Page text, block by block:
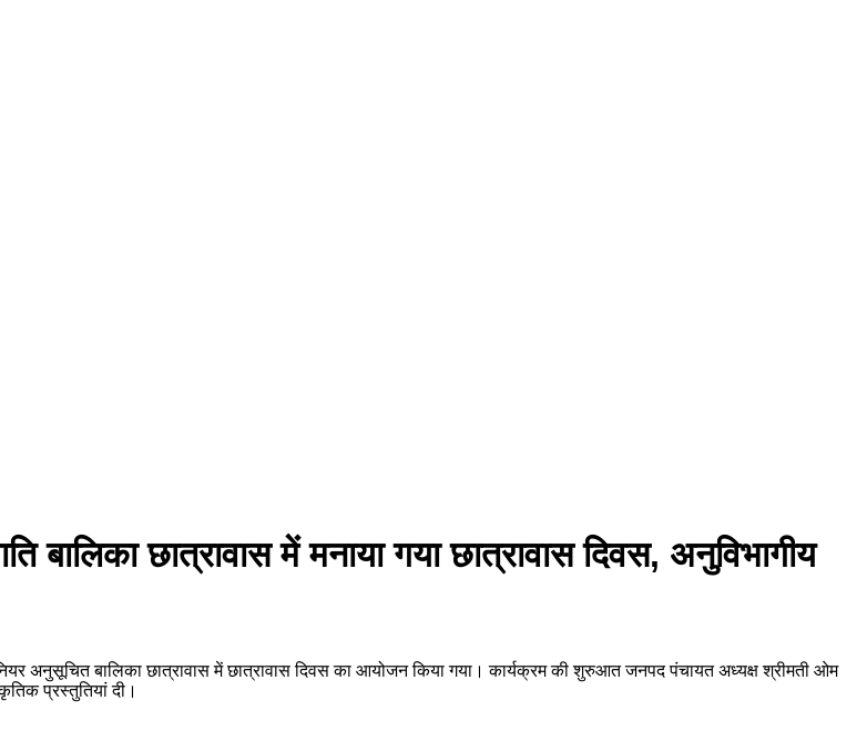
छात्रावास में मनाया गया छात्रावास दिवस, अनुविभागीय
अनुसूचित बालिका छात्रावास में छात्रावास दिवस का आयोजन किया गया। कार्यक्रम की शुरुआत जनपद पंचायत अध्यक्ष श्रीमती ओम
प्रस्तुतियां दी।